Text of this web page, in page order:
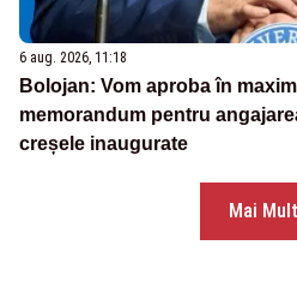
6 aug. 2026, 11:18
Bolojan: Vom aproba în
memorandum pentru
creșele inaugurate
Mai